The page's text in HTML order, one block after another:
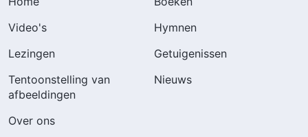
Video's
Hymnen
Lezingen
Getuigenissen
Tentoonstelling van
afbeeldingen
Nieuws
Over ons